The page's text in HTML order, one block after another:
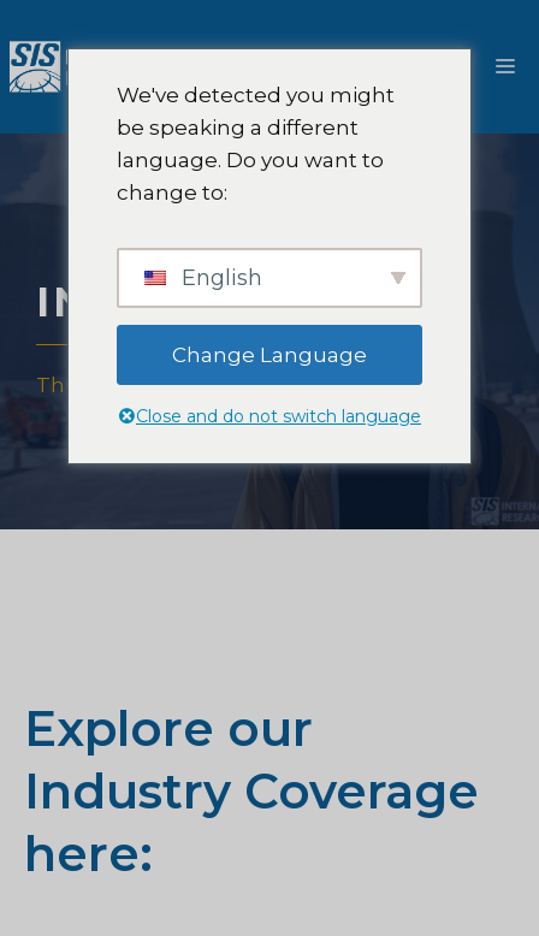
naar
de
INDUSTRIEËN
Thuis Expertise-Industrieën
Explore our
Industry Coverage
here:
We've detected you might
be speaking a different
language. Do you want to
change to:
English
Change Language
Close and do not switch language